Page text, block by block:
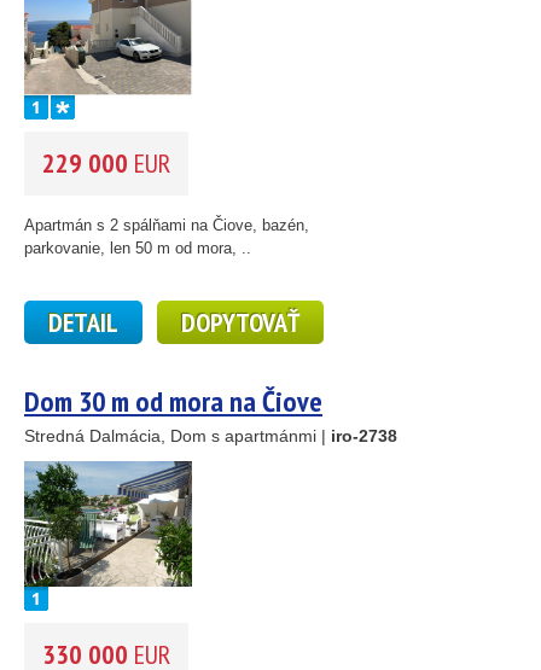
229 000 EUR
Apartmán s 2 spálňami na Čiove, bazén,
parkovanie, len 50 m od mora, ..
DETAIL DOPYTOVAŤ
Dom 30 m od mora na Čiove
Stredná Dalmácia, Dom s apartmánmi | iro-2738
330 000 EUR